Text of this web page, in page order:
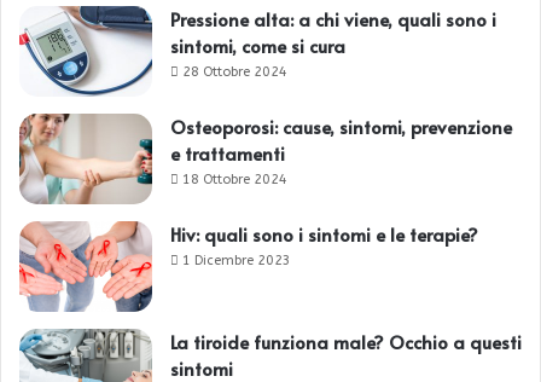
Pressione alta: a chi viene, quali sono i
sintomi, come si cura
28 Ottobre 2024
Osteoporosi: cause, sintomi, prevenzione
e trattamenti
18 Ottobre 2024
Hiv: quali sono i sintomi e le terapie?
1 Dicembre 2023
La tiroide funziona male? Occhio a questi
sintomi